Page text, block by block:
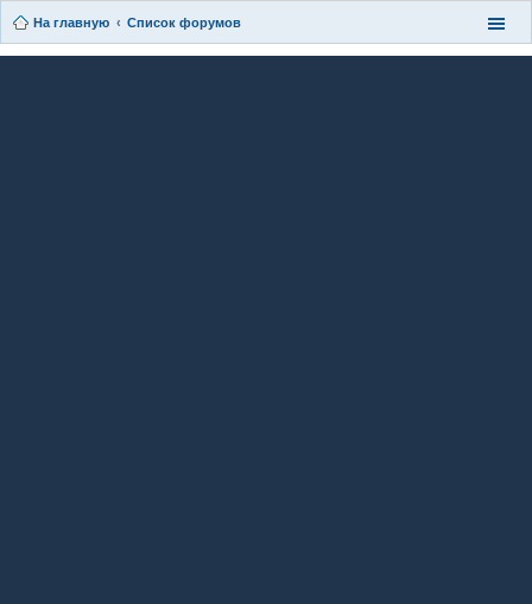
На главную Список форумов